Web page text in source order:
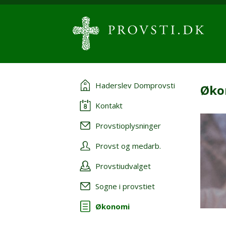
Haderslev Domprovsti
Kontakt
Provstioplysninger
Provst og medarb.
Provstiudvalget
Sogne i provstiet
Økonomi